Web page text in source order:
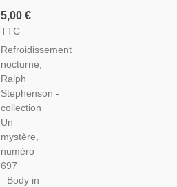
Nocturne,
Ralph
1964 -,
Collection
Un
Mystère,
Presses
De La
Cité,
Roman
Policier,
5,00 €
TTC
Refroidissement
nocturne,
Ralph
Stephenson -
collection
Un
mystère,
numéro
697
- Body in